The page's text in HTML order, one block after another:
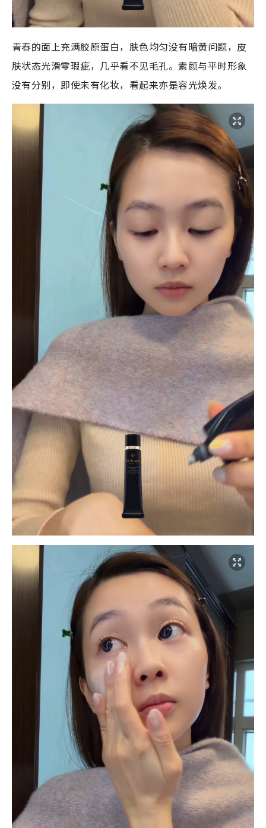
青春的面上充满胶原蛋白，肤色均匀没有暗黄问题，皮
肤状态光滑零瑕疵，几乎看不见毛孔。素颜与平时形象
没有分别，即使未有化妆，看起来亦是容光焕发。